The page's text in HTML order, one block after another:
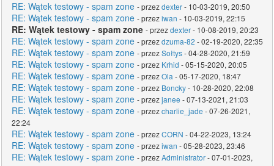
RE: Wątek testowy - spam zone - przezdexter- 10-03-2019, 20:50
RE: Wątek testowy - spam zone - przeziwan - 10-03-2019, 22:15
RE: Wątek testowy - spam zone - przezdexter- 10-08-2019, 20:23
RE: Wątek testowy - spam zone - przezdzuma-82 - 02-19-2020, 22:35
RE: Wątek testowy - spam zone - przezSołtys- 04-28-2020, 21:59
RE: Wątek testowy - spam zone - przez Krhid - 05-15-2020, 20:05
RE: Wątek testowy - spam zone - przezOla - 05-17-2020, 18:47
RE: Wątek testowy - spam zone - przez Boncky- 10-28-2020, 22:08
RE: Wątek testowy - spam zone - przezjanee - 07-13-2021, 21:03
RE: Wątek testowy - spam zone - przezcharlie_jade - 07-26-2021,
22:24
RE: Wątek testowy - spam zone - przezCORN - 04-22-2023, 13:24
RE: Wątek testowy - spam zone - przeziwan - 05-28-2023, 23:46
RE: Wątek testowy - spam zone - przezAdministrator- 07-01-2023,